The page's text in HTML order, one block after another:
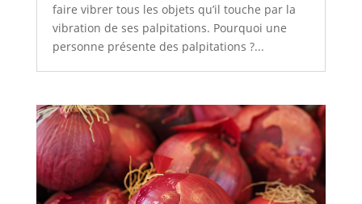
faire vibrer tous les objets qu’il touche par la
vibration de ses palpitations. Pourquoi une
personne présente des palpitations ?...